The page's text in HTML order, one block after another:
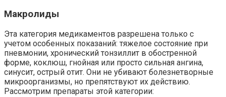
Макролиды
Эта категория медикаментов разрешена только с
учетом особенных показаний: тяжелое состояние при
пневмонии, хронический тонзиллит в обостренной
форме, коклюш, гнойная или просто сильная ангина,
синусит, острый отит. Они не убивают болезнетворные
микроорганизмы, но препятствуют их действию.
Рассмотрим препараты этой категории: